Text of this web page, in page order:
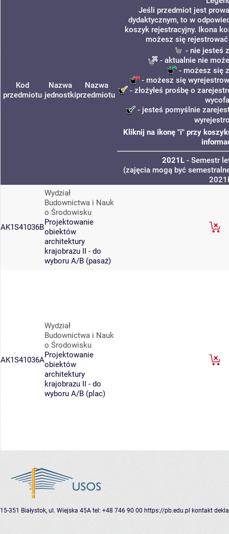
Kod
przedmiotu
Nazwa
jednostki
Nazwa
przedmiotu
Jeśli przedmiot jest
dydaktycznym, to w
koszyk rejestracyjny. Ikona
możesz się
- nie jesteś
- aktualnie nie
- możesz się
- możesz się
- złożyłeś prośbę o
- jesteś pomyślnie
Kliknij na ikonę "i" przy
2021L - Semestr
(zajęcia mogą być
AK1S41036B
Wydział
Budownictwa i Nauk
o Środowisku
Projektowanie
obiektów
architektury
krajobrazu II - do
wyboru A/B (pasaż)
AK1S41036A
Wydział
Budownictwa i Nauk
o Środowisku
Projektowanie
obiektów
architektury
krajobrazu II - do
wyboru A/B (plac)
15-351 Białystok, ul. Wiejska 45A tel: +48 746 90 00 https://pb.edu.pl kontakt